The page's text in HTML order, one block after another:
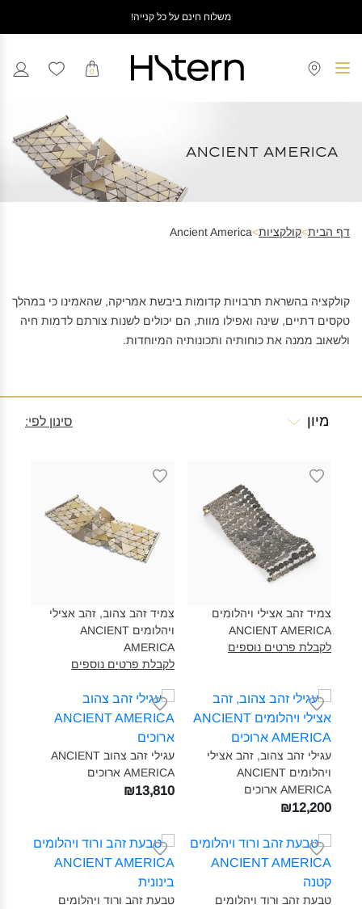
משלוח חינם על כל קנייה!
0
Ancient America
דף הבית>קולקציות>
Ancient America
קולקציה בהשראת תרבויות קדומות ביבשת אמריקה, שהאמינו כי במהלך
טקסים דתיים, שינה ואפילו מוות, הם יכולים לשנות צורתם לדמות חיה
ולשאוב ממנה את כוחותיה ותכונותיה המיוחדות.
מיון סינון לפי:
צמיד זהב אצילי ויהלומים
ANCIENT AMERICA‎
לקבלת פרטים נוספים
צמיד זהב צהוב, זהב אצילי
ויהלומים ANCIENT
AMERICA‎
לקבלת פרטים נוספים
עגילי זהב צהוב, זהב אצילי
ויהלומים ANCIENT
AMERICA ארוכים‎
₪12,200
עגילי זהב צהוב ANCIENT
AMERICA ארוכים‎
₪13,810
טבעת זהב ורוד ויהלומים
טבעת זהב ורוד ויהלומים